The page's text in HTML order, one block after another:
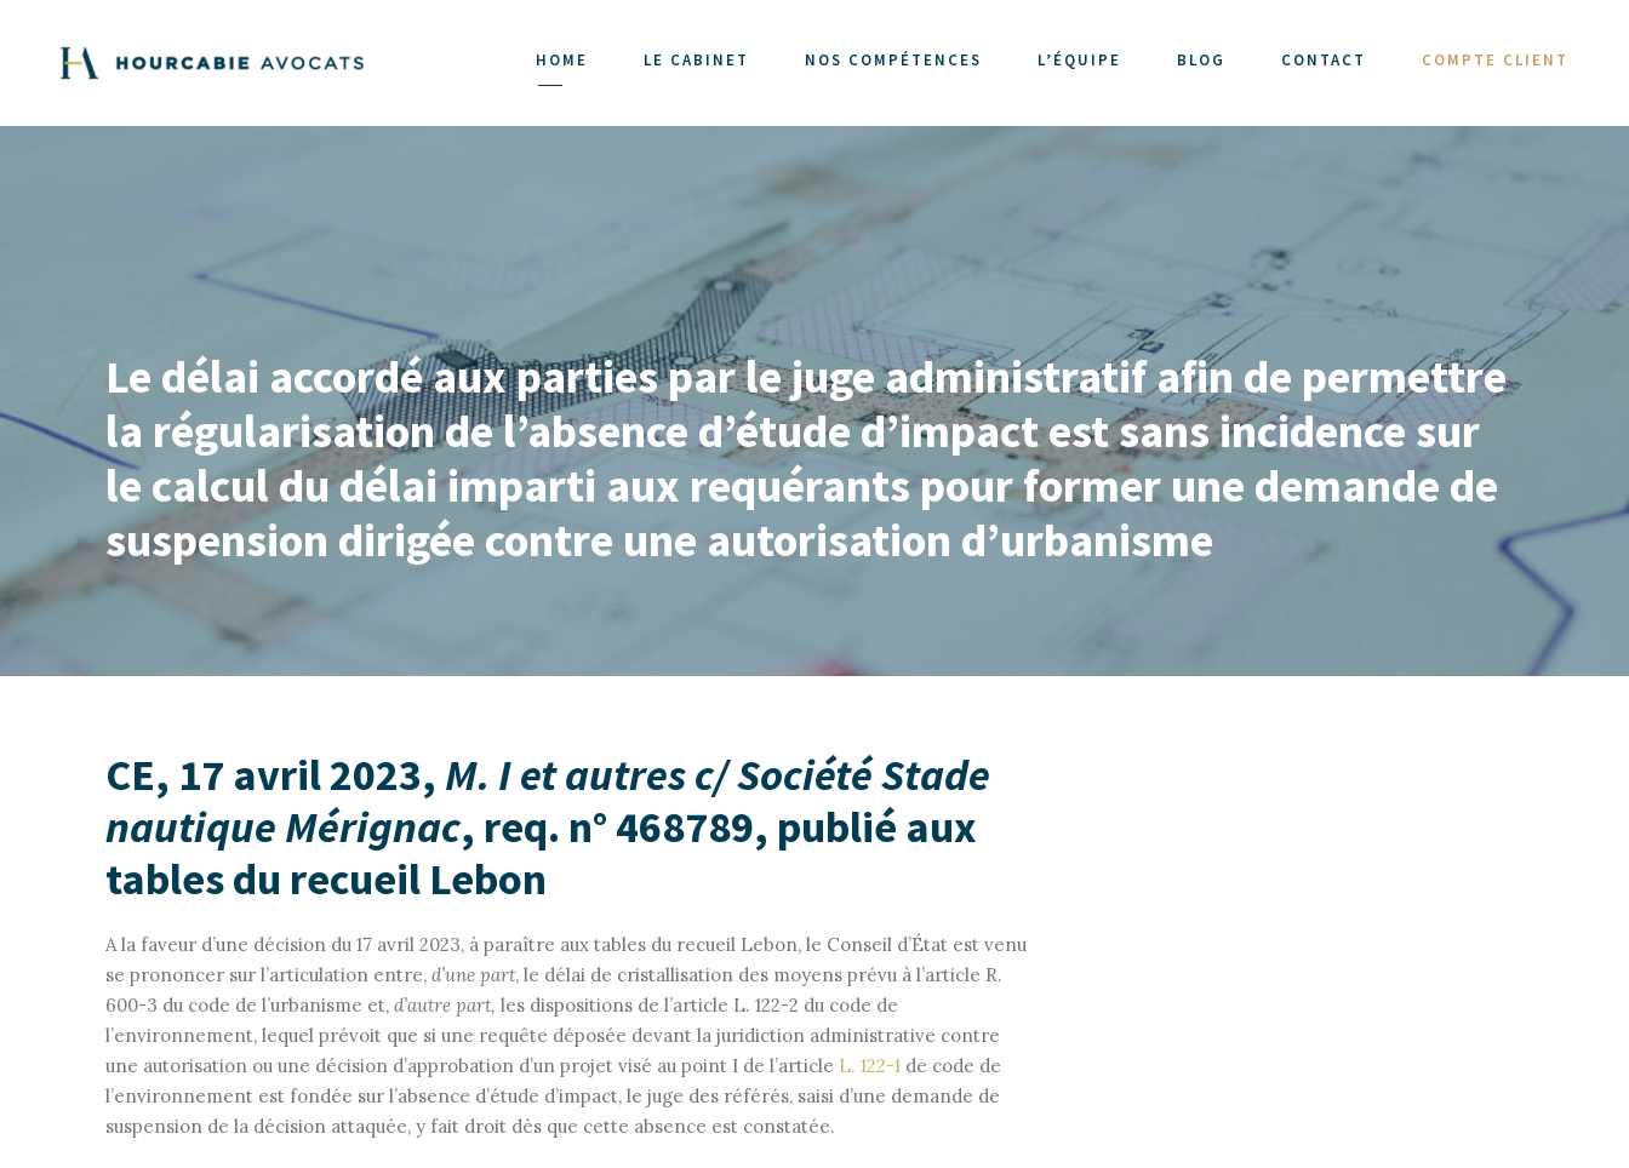
HOME LE CABINET NOS COMPÉTENCES L’ÉQUIPE BLOG CONTACT COMPTE CLIENT
Le délai accordé aux parties par le juge administratif afin de permettre
la régularisation de l’absence d’étude d’impact est sans incidence sur
le calcul du délai imparti aux requérants pour former une demande de
suspension dirigée contre une autorisation d’urbanisme
CE, 17 avril 2023, M. I et autres c/ Société Stade
nautique Mérignac, req. n° 468789, publié aux
tables du recueil Lebon
A la faveur d’une décision du 17 avril 2023, à paraître aux tables du recueil Lebon, le Conseil d’État est venu
se prononcer sur l’articulation entre, d’une part, le délai de cristallisation des moyens prévu à l’article R.
600-3 du code de l’urbanisme et, d’autre part, les dispositions de l’article L. 122-2 du code de
l’environnement, lequel prévoit que si une requête déposée devant la juridiction administrative contre
une autorisation ou une décision d’approbation d’un projet visé au point I de l’article L. 122-1 de code de
l’environnement est fondée sur l’absence d’étude d’impact, le juge des référés, saisi d’une demande de
suspension de la décision attaquée, y fait droit dès que cette absence est constatée.